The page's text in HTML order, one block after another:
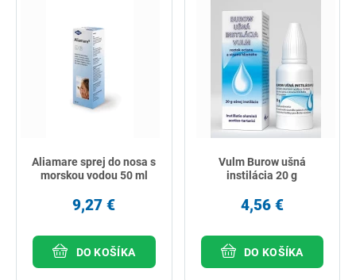
Aliamare sprej do nosa s
morskou vodou 50 ml
9,27 €
DO KOŠÍKA
Vulm Burow ušná
instilácia 20 g
4,56 €
DO KOŠÍKA